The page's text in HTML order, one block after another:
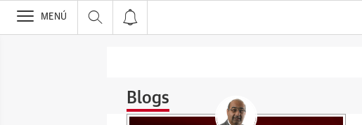
>
MENÚ
Blogs